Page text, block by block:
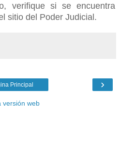
verifique si se encuentra
sitio del Poder Judicial.
›
Principal
versión web